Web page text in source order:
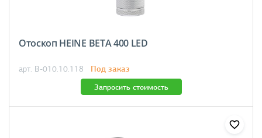
Отоскоп HEINE BETA 400 LED
арт. B-010.10.118 Под заказ
Запросить стоимость